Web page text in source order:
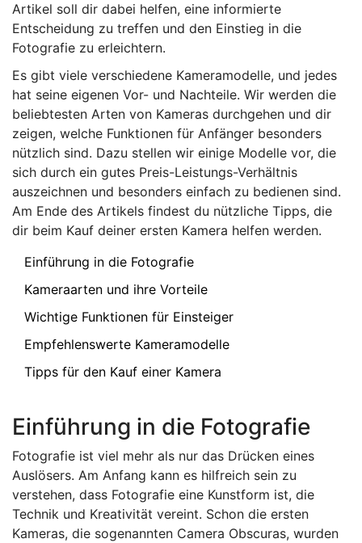
Artikel soll dir dabei helfen, eine informierte
Entscheidung zu treffen und den Einstieg in die
Fotografie zu erleichtern.
Es gibt viele verschiedene Kameramodelle, und jedes
hat seine eigenen Vor- und Nachteile. Wir werden die
beliebtesten Arten von Kameras durchgehen und dir
zeigen, welche Funktionen für Anfänger besonders
nützlich sind. Dazu stellen wir einige Modelle vor, die
sich durch ein gutes Preis-Leistungs-Verhältnis
auszeichnen und besonders einfach zu bedienen sind.
Am Ende des Artikels findest du nützliche Tipps, die
dir beim Kauf deiner ersten Kamera helfen werden.
Einführung in die Fotografie
Kameraarten und ihre Vorteile
Wichtige Funktionen für Einsteiger
Empfehlenswerte Kameramodelle
Tipps für den Kauf einer Kamera
Einführung in die Fotografie
Fotografie ist viel mehr als nur das Drücken eines
Auslösers. Am Anfang kann es hilfreich sein zu
verstehen, dass Fotografie eine Kunstform ist, die
Technik und Kreativität vereint. Schon die ersten
Kameras, die sogenannten Camera Obscuras, wurden